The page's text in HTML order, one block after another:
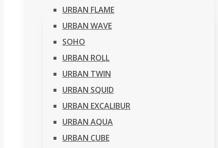
URBAN FLAME
URBAN WAVE
SOHO
URBAN ROLL
URBAN TWIN
URBAN SQUID
URBAN EXCALIBUR
URBAN AQUA
URBAN CUBE